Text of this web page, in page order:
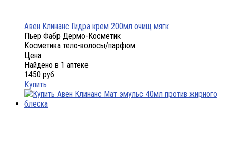
Авен Клинанс Гидра крем 200мл очищ мягк
Пьер Фабр Дермо-Косметик
Косметика тело-волосы/парфюм
Цена:
Найдено в 1 аптеке
1450 руб.
Купить